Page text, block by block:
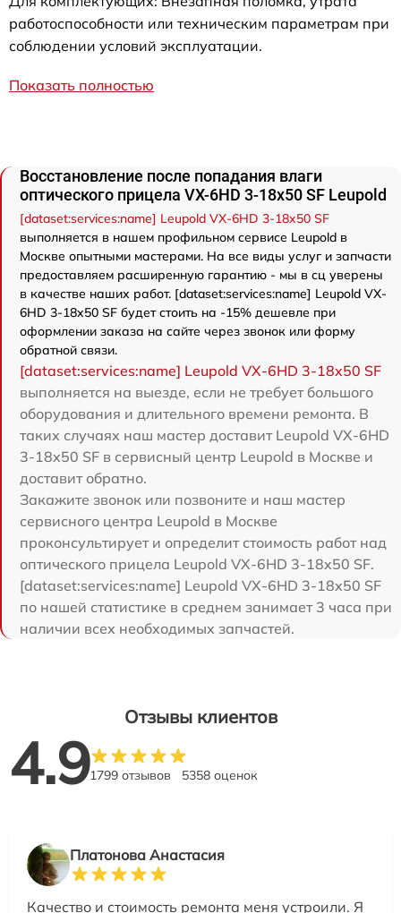
работоспособности или техническим параметрам при
соблюдении условий эксплуатации.
Показать полностью
Восстановление после попадания влаги
оптического прицела VX-6HD 3-18x50 SF Leupold
[dataset:services:name] Leupold VX-6HD 3-18x50 SF
выполняется в нашем профильном сервисе Leupold в
Москве опытными мастерами. На все виды услуг и запчасти
предоставляем расширенную гарантию - мы в сц уверены
в качестве наших работ. [dataset:services:name] Leupold VX-
6HD 3-18x50 SF будет стоить на -15% дешевле при
оформлении заказа на сайте через звонок или форму
обратной связи.
[dataset:services:name] Leupold VX-6HD 3-18x50 SF
выполняется на выезде, если не требует большого
оборудования и длительного времени ремонта. В
таких случаях наш мастер доставит Leupold VX-6HD
3-18x50 SF в сервисный центр Leupold в Москве и
доставит обратно.
Закажите звонок или позвоните и наш мастер
сервисного центра Leupold в Москве
проконсультирует и определит стоимость работ над
оптического прицела Leupold VX-6HD 3-18x50 SF.
[dataset:services:name] Leupold VX-6HD 3-18x50 SF
по нашей статистике в среднем занимает 3 часа при
наличии всех необходимых запчастей.
Отзывы клиентов
4.91799 отзывов 5358 оценок
Платонова Анастасия
Качество и стоимость ремонта меня устроили. Я